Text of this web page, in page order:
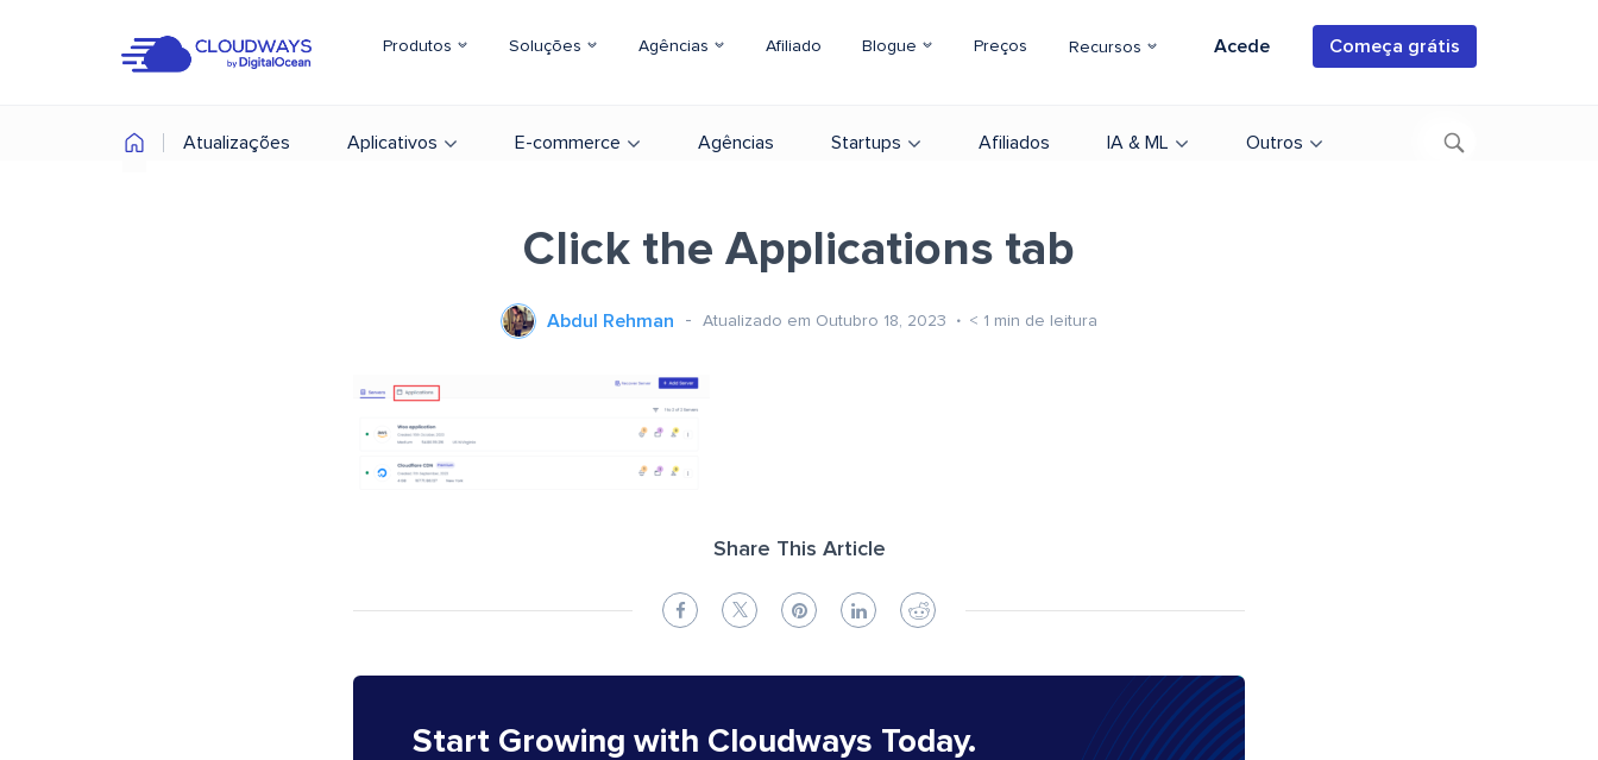
Produtos Soluções Agências Afiliado Blogue Preços Recursos Acede Começa grátis
Atualizações Aplicativos E-commerce Agências Startups Afiliados IA & ML Outros
Click the Applications tab
Abdul Rehman Atualizado em Outubro 18, 2023 < 1 min de leitura
Share This Article
Start Growing with Cloudways Today.